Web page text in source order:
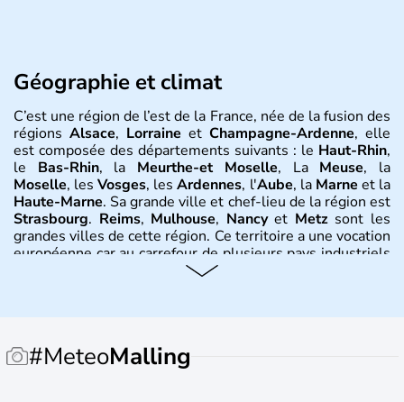
Géographie et climat
C’est une région de l’est de la France, née de la fusion des
régions Alsace, Lorraine et Champagne-Ardenne, elle
est composée des départements suivants : le Haut-Rhin,
le Bas-Rhin, la Meurthe-et Moselle, La Meuse, la
Moselle, lesVosges, lesArdennes, l'Aube, la Marne et la
Haute-Marne. Sa grande ville et chef-lieu de la région est
Strasbourg. Reims, Mulhouse, Nancyet Metzsont les
grandes villes de cette région. Ce territoire a une vocation
européenne car au carrefour de plusieurs pays industriels
Luxembourg
lesVosges.
#MeteoMalling